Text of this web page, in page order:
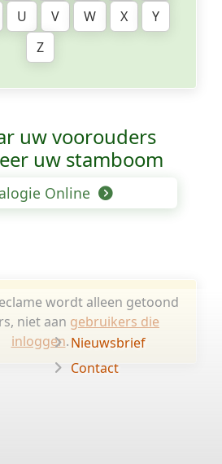
U V W X
Y
Z
uw voorouders
uw stamboom
Online
wordt alleen getoond
niet aan gebruikers die
inloggen.Nieuwsbrief
Contact